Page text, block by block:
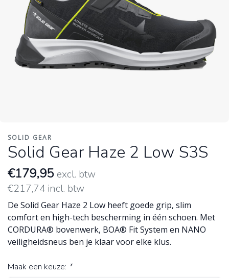
SOLID GEAR
Solid Gear Haze 2 Low S3S
€179,95 excl. btw
€217,74 incl. btw
De Solid Gear Haze 2 Low heeft goede grip, slim
comfort en high-tech bescherming in één schoen. Met
CORDURA® bovenwerk, BOA® Fit System en NANO
veiligheidsneus ben je klaar voor elke klus.
Maak een keuze: *